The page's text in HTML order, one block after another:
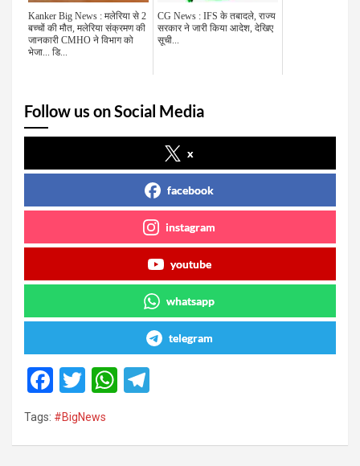
Kanker Big News : मलेरिया से 2
बच्चों की मौत, मलेरिया संक्रमण की
जानकारी CMHO ने विभाग को
भेजा... डि...
CG News : IFS के तबादले, राज्य
सरकार ने जारी किया आदेश, देखिए
सूची...
Follow us on Social Media
x
facebook
instagram
youtube
whatsapp
telegram
F
a
ce
T
tt
W
Tags: #BigNews